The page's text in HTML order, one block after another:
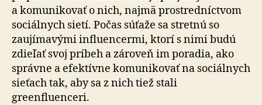
a komunikovať o nich, najmä prostredníctvom
sociálnych sietí. Počas súťaže sa stretnú so
zaujímavými influencermi, ktorí s nimi budú
zdieľať svoj príbeh a zároveň im poradia, ako
správne a efektívne komunikovať na sociálnych
sieťach tak, aby sa z nich tiež stali
greenfluenceri.